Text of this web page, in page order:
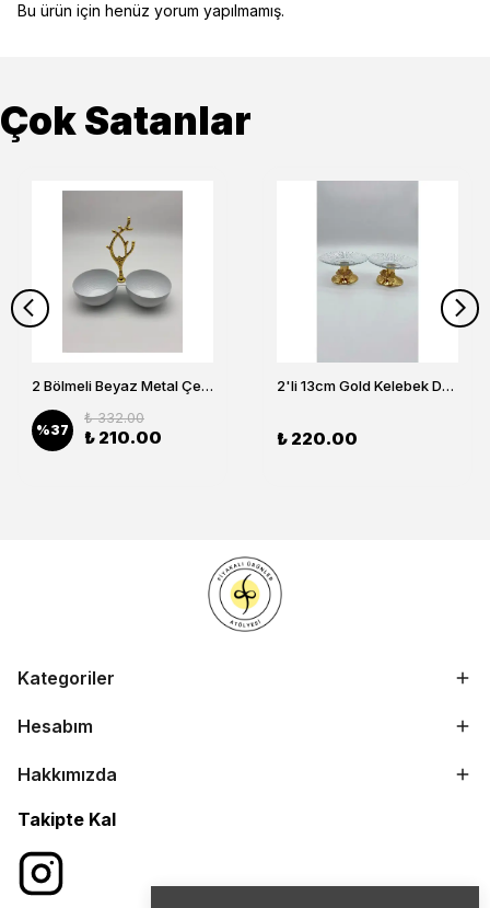
Bu ürün için henüz yorum yapılmamış.
Çok Satanlar
2 Bölmeli Beyaz Metal Çerezlik, Altın Dallı Çerez Tabağı
%37
₺ 332.00
₺ 210.00
2'li 13cm Gold Kelebek Detaylı Metal Ayaklı Cam Lokumluk , Sunumluk , Şekerlik, Çerezlik
₺ 220.00
Kategoriler
Hesabım
Hakkımızda
Takipte Kal